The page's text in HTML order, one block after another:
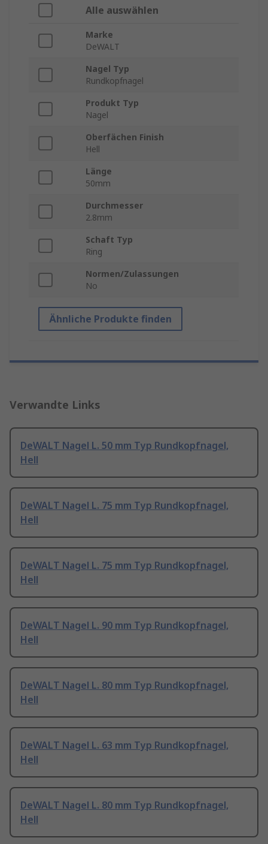
Alle auswählen
Marke
DeWALT
Nagel Typ
Rundkopfnagel
Produkt Typ
Nagel
Oberfächen Finish
Hell
Länge
50mm
Durchmesser
2.8mm
Schaft Typ
Ring
Normen/Zulassungen
No
Ähnliche Produkte finden
Verwandte Links
DeWALT Nagel L. 50 mm Typ Rundkopfnagel,
Hell
DeWALT Nagel L. 75 mm Typ Rundkopfnagel,
Hell
DeWALT Nagel L. 75 mm Typ Rundkopfnagel,
Hell
DeWALT Nagel L. 90 mm Typ Rundkopfnagel,
Hell
DeWALT Nagel L. 80 mm Typ Rundkopfnagel,
Hell
DeWALT Nagel L. 63 mm Typ Rundkopfnagel,
Hell
DeWALT Nagel L. 80 mm Typ Rundkopfnagel,
Hell